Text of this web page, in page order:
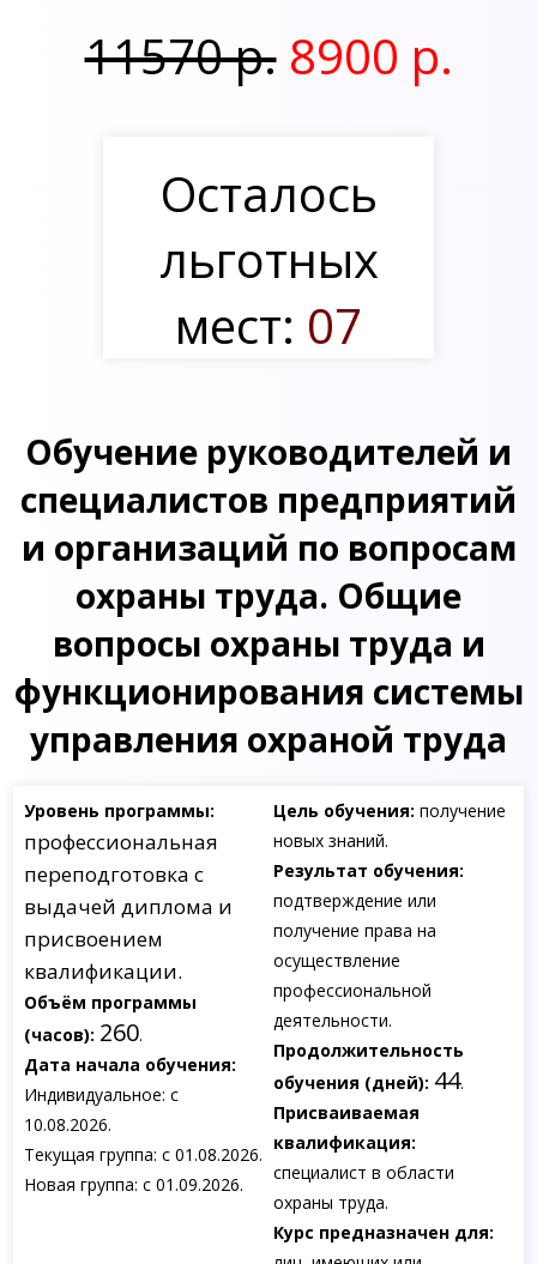
11570 р. 8900 р.
Осталось
льготных
мест: 07
Обучение руководителей и
специалистов предприятий
и организаций по вопросам
охраны труда. Общие
вопросы охраны труда и
функционирования системы
управления охраной труда
Уровень программы:
профессиональная
переподготовка с
выдачей диплома и
присвоением
квалификации.
Объём программы
(часов): 260.
Дата начала обучения:
Индивидуальное: с
10.08.2026.
Текущая группа: с 01.08.2026.
Новая группа: с 01.09.2026.
Цель обучения: получение
новых знаний.
Результат обучения:
подтверждение или
получение права на
осуществление
профессиональной
деятельности.
Продолжительность
обучения (дней): 44.
Присваиваемая
квалификация:
специалист в области
охраны труда.
Курс предназначен для: